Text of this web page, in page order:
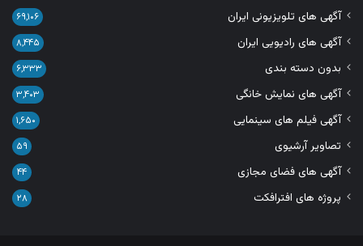
آگهی های تلویزیونی ایران ۶۹,۱۰۶
آگهی های رادیویی ایران ۸,۴۴۵
بدون دسته بندی ۶,۳۳۳
آگهی های نمایش خانگی ۳,۴۰۳
آگهی فیلم های سینمایی ۱,۶۵۰
تصاویر آرشیوی ۵۹
آگهی های فضای مجازی ۴۴
پروژه های افترافکت ۲۸